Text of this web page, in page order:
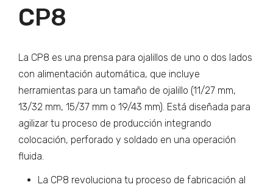
CP8
La CP8 es una prensa para ojalillos de uno o dos lados
con alimentación automática, que incluye
herramientas para un tamaño de ojalillo (11/27 mm,
13/32 mm, 15/37 mm o 19/43 mm). Está diseñada para
agilizar tu proceso de producción integrando
colocación, perforado y soldado en una operación
fluida.
La CP8 revoluciona tu proceso de fabricación al